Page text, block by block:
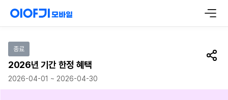
종료
2026년 기간 한정 혜택 공유
2026-04-01 ~ 2026-04-30